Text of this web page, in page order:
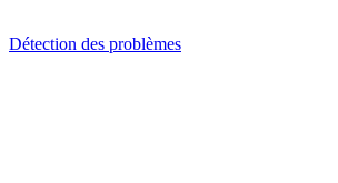
Détection des problèmes